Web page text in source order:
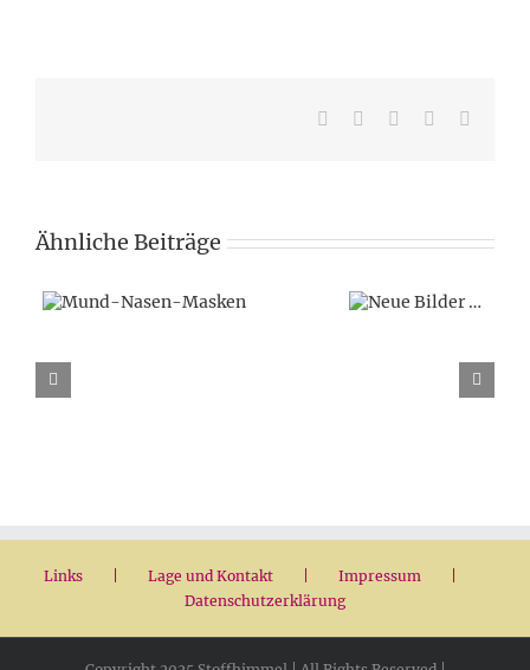
Facebook
TumblrPinterest
Ähnliche Beiträge
Links Lage und Kontakt
Impressum
Datenschutzerklärung